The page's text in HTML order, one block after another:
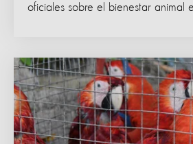
oficiales sobre el bienestar animal